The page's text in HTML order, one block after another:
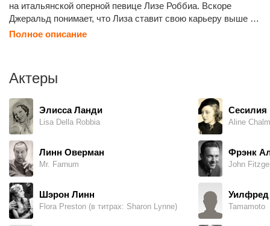
на итальянской оперной певице Лизе Роббиа. Вскоре
Джеральд понимает, что Лиза ставит свою карьеру выше их
отношений.
Полное описание
Актеры
Элисса Ланди
Lisa Della Robbia
Линн Оверман
Mr. Farnum
Шэрон Линн
Flora Preston (в титрах: Sharon Lynne)
Сесилия
Aline
Фрэнк
John
Уилфред
Tamamoto